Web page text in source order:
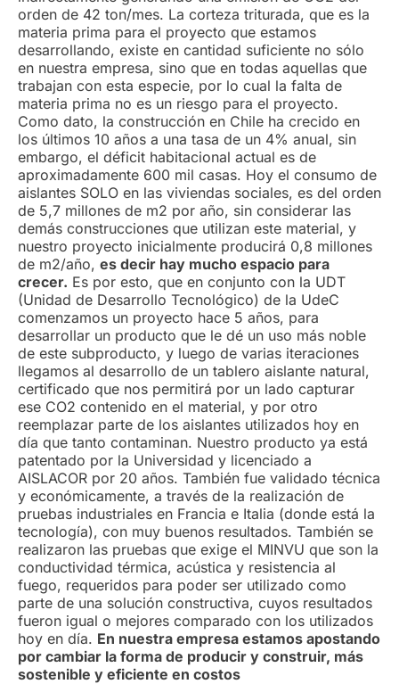
orden de 42 ton/mes. La corteza triturada, que es la
materia prima para el proyecto que estamos
desarrollando, existe en cantidad suficiente no sólo
en nuestra empresa, sino que en todas aquellas que
trabajan con esta especie, por lo cual la falta de
materia prima no es un riesgo para el proyecto.
Como dato, la construcción en Chile ha crecido en
los últimos 10 años a una tasa de un 4% anual, sin
embargo, el déficit habitacional actual es de
aproximadamente 600 mil casas. Hoy el consumo de
aislantes SOLO en las viviendas sociales, es del orden
de 5,7 millones de m2 por año, sin considerar las
demás construcciones que utilizan este material, y
nuestro proyecto inicialmente producirá 0,8 millones
de m2/año, es decir hay mucho espacio para
crecer. Es por esto, que en conjunto con la UDT
(Unidad de Desarrollo Tecnológico) de la UdeC
comenzamos un proyecto hace 5 años, para
desarrollar un producto que le dé un uso más noble
de este subproducto, y luego de varias iteraciones
llegamos al desarrollo de un tablero aislante natural,
certificado que nos permitirá por un lado capturar
ese CO2 contenido en el material, y por otro
reemplazar parte de los aislantes utilizados hoy en
día que tanto contaminan. Nuestro producto ya está
patentado por la Universidad y licenciado a
AISLACOR por 20 años. También fue validado técnica
y económicamente, a través de la realización de
pruebas industriales en Francia e Italia (donde está la
tecnología), con muy buenos resultados. También se
realizaron las pruebas que exige el MINVU que son la
conductividad térmica, acústica y resistencia al
fuego, requeridos para poder ser utilizado como
parte de una solución constructiva, cuyos resultados
fueron igual o mejores comparado con los utilizados
hoy en día. En nuestra empresa estamos apostando
por cambiar la forma de producir y construir, más
sostenible y eficiente en costos